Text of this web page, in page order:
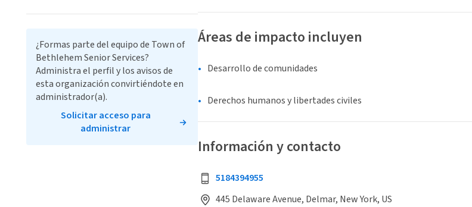
Áreas de impacto incluyen
Desarrollo de comunidades
Derechos humanos y libertades civiles
Información y contacto
5184394955
445 Delaware Avenue, Delmar, New York, US
¿Formas parte del equipo de Town of
Bethlehem Senior Services?
Administra el perfil y los avisos de
esta organización convirtiéndote en
administrador(a).
Solicitar acceso para
administrar